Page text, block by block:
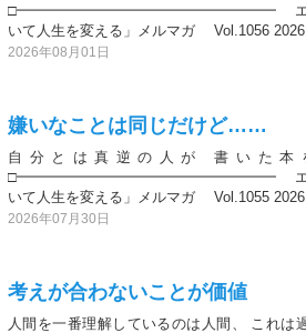
□━━━━━━━━━━━━━━━━━━ エンジ
いて人生を変える」メルマガ Vol.1056 2026
2026年08月01日
嫌いなことは同じだけど……
自分とは真逆の人が 書いた本
□━━━━━━━━━━━━━━━━━━ エンジ
いて人生を変える」メルマガ Vol.1055
2026年07月30日
考えが合わないことが価値
人間を一番理解しているのは人間、 これは